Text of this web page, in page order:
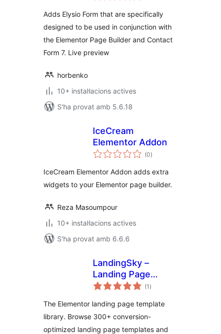
Adds Elysio Form that are specifically
designed to be used in conjunction with
the Elementor Page Builder and Contact
Form 7. Live preview
horbenko
10+ instal·lacions actives
S'ha provat amb 5.6.18
IceCream
Elementor Addon
(0puntuacions
totals
)
IceCream Elementor Addon adds extra
widgets to your Elementor page builder.
Reza Masoumpour
10+ instal·lacions actives
S'ha provat amb 6.6.6
LandingSky –
Landing Page
Template Library
(1 puntuacions
totals
)
The Elementor landing page template
library. Browse 300+ conversion-
optimized landing page templates and